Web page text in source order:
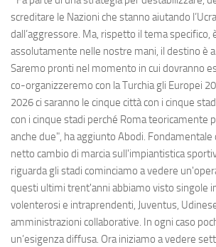
screditare le Nazioni che stanno aiutando
dall’aggressore. Ma, rispetto il tema specifico,
assolutamente nelle nostre mani, il destino è
Saremo pronti nel momento in cui dovranno
co-organizzeremo con la Turchia gli Europei
2026 ci saranno le cinque città con i cinque
con i cinque stadi perché Roma teoricamente
anche due", ha aggiunto Abodi. Fondamentale
netto cambio di marcia sull'impiantistica
riguarda gli stadi cominciamo a vedere
questi ultimi trent'anni abbiamo visto singole
volenterosi e intraprendenti, Juventus,
amministrazioni collaborative. In ogni caso
un’esigenza diffusa. Ora iniziamo a vedere